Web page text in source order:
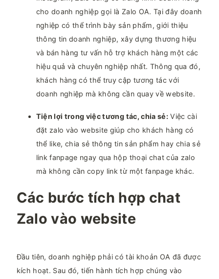
cho doanh nghiệp gọi là Zalo OA. Tại đây doanh
nghiệp có thể trình bày sản phẩm, giới thiệu
thông tin doanh nghiệp, xây dựng thương hiệu
và bán hàng tư vấn hỗ trợ khách hàng một các
hiệu quả và chuyên nghiệp nhất. Thông qua đó,
khách hàng có thể truy cập tương tác với
doanh nghiệp mà không cần quay về website.
Tiện lợi trong việc tương tác, chia sẻ:Việc cài
đặt zalo vào website giúp cho khách hàng có
thể like, chia sẻ thông tin sản phẩm hay chia sẻ
link fanpage ngay qua hộp thoại chat của zalo
mà không cần copy link từ một fanpage khác.
Các bước tích hợp chat
Zalo vào website
Đầu tiên, doanh nghiệp phải có tài khoản OA đã được
kích hoạt. Sau đó, tiến hành tích hợp chúng vào